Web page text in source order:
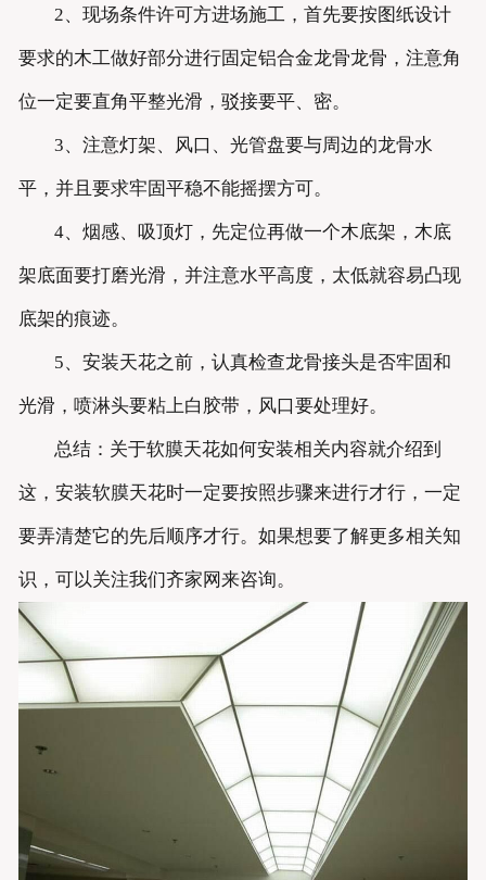
2、现场条件许可方进场施工，首先要按图纸设计
要求的木工做好部分进行固定铝合金龙骨龙骨，注意角
位一定要直角平整光滑，驳接要平、密。
3、注意灯架、风口、光管盘要与周边的龙骨水
平，并且要求牢固平稳不能摇摆方可。
4、烟感、吸顶灯，先定位再做一个木底架，木底
架底面要打磨光滑，并注意水平高度，太低就容易凸现
底架的痕迹。
5、安装天花之前，认真检查龙骨接头是否牢固和
光滑，喷淋头要粘上白胶带，风口要处理好。
总结：关于软膜天花如何安装相关内容就介绍到
这，安装软膜天花时一定要按照步骤来进行才行，一定
要弄清楚它的先后顺序才行。如果想要了解更多相关知
识，可以关注我们齐家网来咨询。